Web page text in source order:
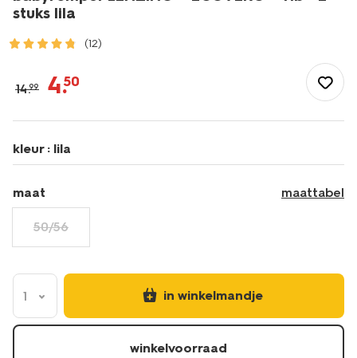
stuks lila
(12)
lenzing%E2%84%A2-
ecovero%E2%84%A2-
-
-2-
stuks-
33307860LILAC.html
14.99 4.50
kleur : lila
maat maattabel
50/56
1 in winkelmandje
winkelvoorraad